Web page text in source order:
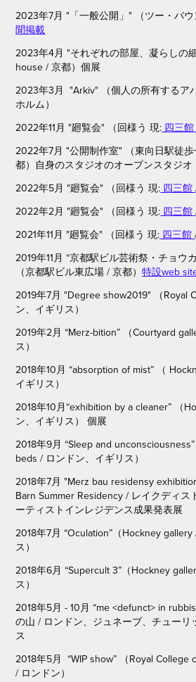
2023年7月 "「一般公開」"
（ツー・バ
聞掲載
2023年4月 "それぞれの部屋、凝らしの
house / 京都）個展
2023年3月 "Arkiv"
（個人の所有する
ホルム）
2022年11月 "廻覧会"
（回様う 現: 四三
2022年7月 "公開制作室" （東向日駅徒
都）自身のスタジオのオープンスタジオ
2022年5月 "廻覧会" （回様う 現: 四三館
2022年2月 "廻覧会" （回様う 現: 四三館
2021年11月 "廻覧会" （回様う 現: 四三館
2019年11月 “京都駅ビル芸術祭・チョウ
（京都駅ビル東広場 / 京都）特設web
2019年7月 "Degree show2019" （Royal
ン、イギリス）
2019年2月 “Merz-bition” （Courtyard
ス）
2018年10月 “absorption of mist” （
イギリス）
2018年10月“exhibition by a cleaner” （
ン、イギリス） 個展
2018年9月 “Sleep and
beds / ロンドン、イギリス）
2018年7月 "Merz bau residensy
Barn Summer Residency / レイクディス
ーティストインレジデンス成果発表展
2018年7月 “Oculation”（Hockney
ス）
2018年6月 “Supercult 3”（Hockney
ス）
2018年5月 - 10月 “me <defunct> in
の山 / ロンドン、ジュネーブ、チューリ
ス
2018年5月 “WIP show” （Royal College
/ ロンドン）